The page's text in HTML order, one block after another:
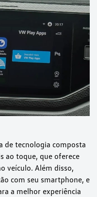
de tecnologia composta
ao toque, que oferece
veículo. Além disso,
com seu smartphone, e
a melhor experiência